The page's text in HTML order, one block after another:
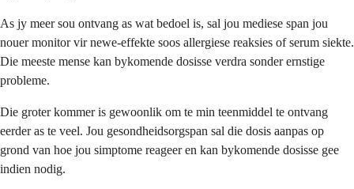
As jy meer sou ontvang as wat bedoel is, sal jou mediese span jou
nouer monitor vir newe-effekte soos allergiese reaksies of serum siekte.
Die meeste mense kan bykomende dosisse verdra sonder ernstige
probleme.
Die groter kommer is gewoonlik om te min teenmiddel te ontvang
eerder as te veel. Jou gesondheidsorgspan sal die dosis aanpas op
grond van hoe jou simptome reageer en kan bykomende dosisse gee
indien nodig.